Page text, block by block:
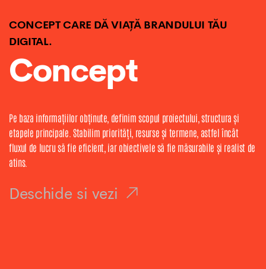
CONCEPT CARE DĂ VIAȚĂ BRANDULUI TĂU
DIGITAL.
Concept
Pe baza informațiilor obținute, definim scopul proiectului, structura și
etapele principale. Stabilim priorități, resurse și termene, astfel încât
fluxul de lucru să fie eficient, iar obiectivele să fie măsurabile și realist de
atins.
Deschide si vezi